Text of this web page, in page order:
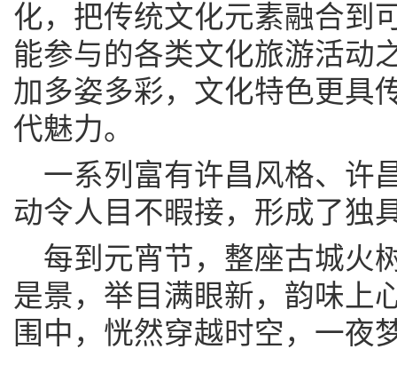
化，把传统文化元素融合到
能参与的各类文化旅游活动
加多姿多彩，文化特色更具
代魅力。
一系列富有许昌风格、许
动令人目不暇接，形成了独
每到元宵节，整座古城火
是景，举目满眼新，韵味上
围中，恍然穿越时空，一夜